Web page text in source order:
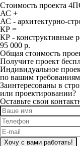
Стоимость проекта
АС +
АС - архитектурно-
КР =
КР - конструктивные
95 000 р.
Общая стоимость
Получите проект
Индивидуальное
по вашим требованиям
Заинтересованы в
или проектировании?
Оставьте свои
Оставьте это поле